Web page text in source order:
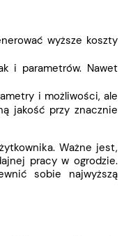
wyższe koszty
i parametrów. Nawet
i możliwości, ale
jakość przy znacznie
Ważne jest,
pracy w ogrodzie.
sobie najwyższą